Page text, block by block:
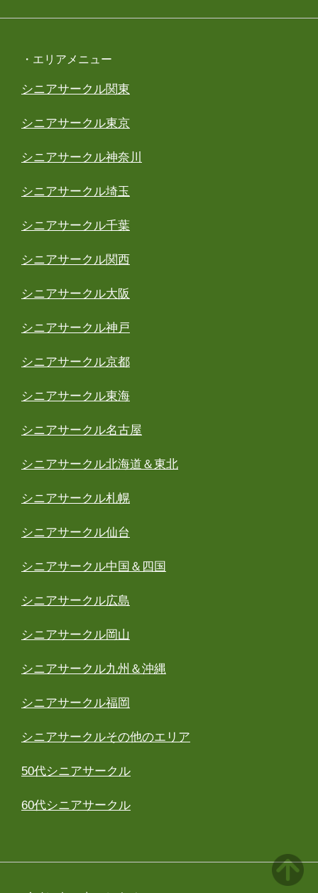
・エリアメニュー
シニアサークル関東
シニアサークル東京
シニアサークル神奈川
シニアサークル埼玉
シニアサークル千葉
シニアサークル関西
シニアサークル大阪
シニアサークル神戸
シニアサークル京都
シニアサークル東海
シニアサークル名古屋
シニアサークル北海道＆東北
シニアサークル札幌
シニアサークル仙台
シニアサークル中国＆四国
シニアサークル広島
シニアサークル岡山
シニアサークル九州＆沖縄
シニアサークル福岡
シニアサークルその他のエリア
50代シニアサークル
60代シニアサークル